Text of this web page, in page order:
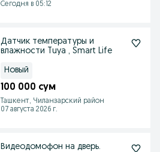
Сегодня в 05:12
Датчик температуры и
влажности Tuya , Smart Life
Новый
100 000 сум
Ташкент, Чиланзарский район
07 августа 2026 г.
Видеодомофон на дверь.